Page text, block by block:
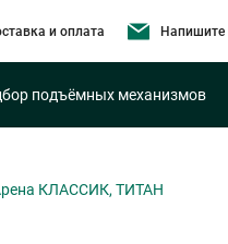
и оплата Напишите
подъёмных механизмов
КЛАССИК, ТИТАН